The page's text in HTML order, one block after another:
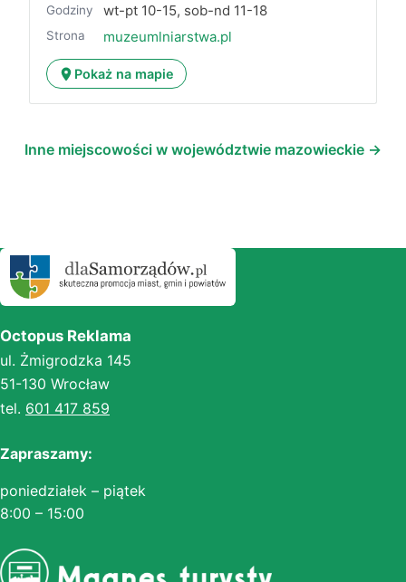
Godziny wt-pt 10-15, sob-nd 11-18
Strona muzeumlniarstwa.pl
Pokaż na mapie
Inne miejscowości w województwie mazowieckie →
Octopus Reklama
ul. Żmigrodzka 145
51-130 Wrocław
tel. 601 417 859
Zapraszamy:
poniedziałek – piątek
8:00 – 15:00